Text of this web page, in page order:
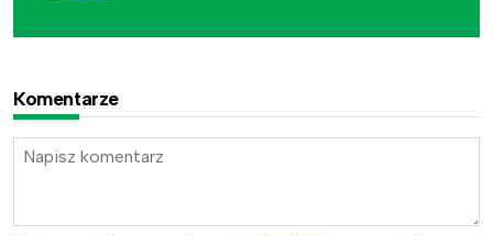
Komentarze